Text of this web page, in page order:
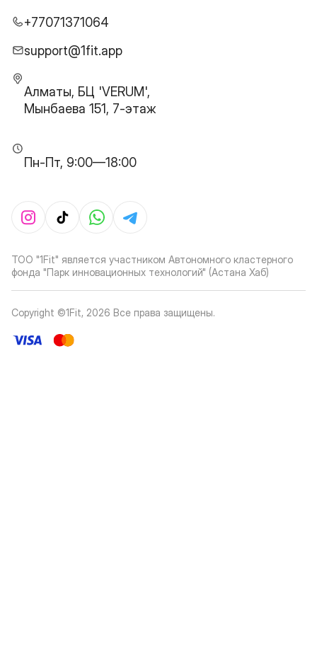
+77071371064
support@1fit.app
Алматы, БЦ 'VERUM',
Мынбаева 151, 7-этаж
Пн-Пт, 9:00—18:00
ТОО "1Fit" является участником Автономного кластерного
фонда "Парк инновационных технологий" (Астана Хаб)
Copyright ©1Fit, 2026 Все права защищены.